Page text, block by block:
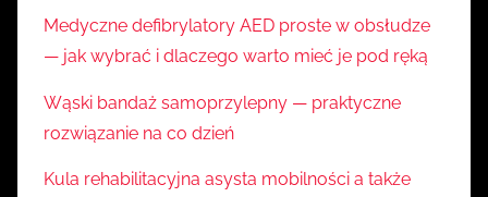
Medyczne defibrylatory AED proste w obsłudze
— jak wybrać i dlaczego warto mieć je pod ręką
Wąski bandaż samoprzylepny — praktyczne
rozwiązanie na co dzień
Kula rehabilitacyjna asysta mobilności a także